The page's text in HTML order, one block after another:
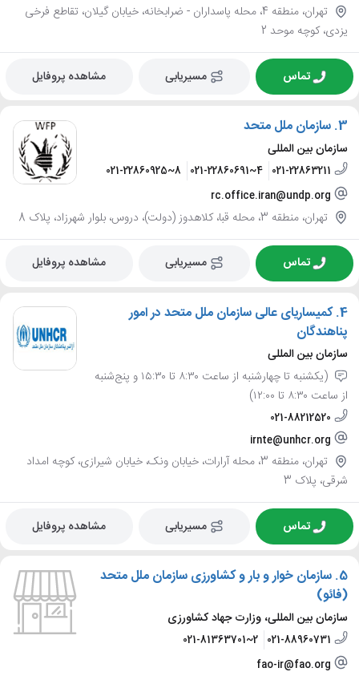
تهران، منطقه 4، محله پاسداران - ضرابخانه، خیابان گیلان، تقاطع فرخی
یزدی، کوچه موحد 2
تماس مسیریابی مشاهده پروفایل
3. سازمان ملل متحد
سازمان بین المللی
021-22863211
021-22860691~4
021-22860925~8
rc.office.iran@undp.org
تهران، منطقه 3، محله قبا، کلاهدوز (دولت)، دروس، بلوار شهرزاد، پلاک 8
تماس مسیریابی مشاهده پروفایل
4. کمیساریای عالی سازمان ملل متحد در امور
پناهندگان
سازمان بین المللی
(یکشنبه تا چهارشنبه از ساعت ۸:۳۰ تا ۱۵:۳۰ و پنج‌شنبه
از ساعت ۸:۳۰ تا ۱۲:۰۰)
021-88212520
irnte@unhcr.org
تهران، منطقه 3، محله آرارات، خیابان ونک، خیابان شیرازی، کوچه امداد
شرقی، پلاک 3
تماس مسیریابی مشاهده پروفایل
5. سازمان خوار و بار و کشاورزی سازمان ملل متحد
(فائو)
سازمان بین المللی، وزارت جهاد کشاورزی
021-88960731
021-81363701~2
fao-ir@fao.org